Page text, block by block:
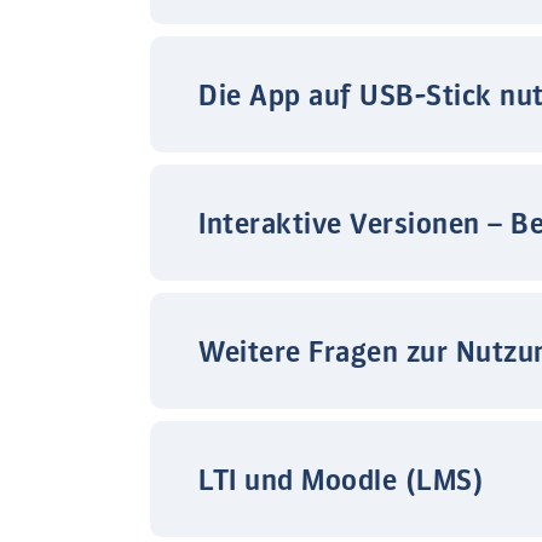
Die App auf USB-Stick
Interaktive Versionen –
Weitere Fragen zur
LTI und Moodle (LMS)